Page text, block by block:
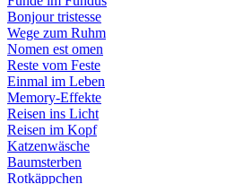
Bonjour tristesse
Wege zum Ruhm
Nomen est omen
Reste vom Feste
Einmal im Leben
Memory-Effekte
Reisen ins Licht
Reisen im Kopf
Katzenwäsche
Baumsterben
Rotkäppchen